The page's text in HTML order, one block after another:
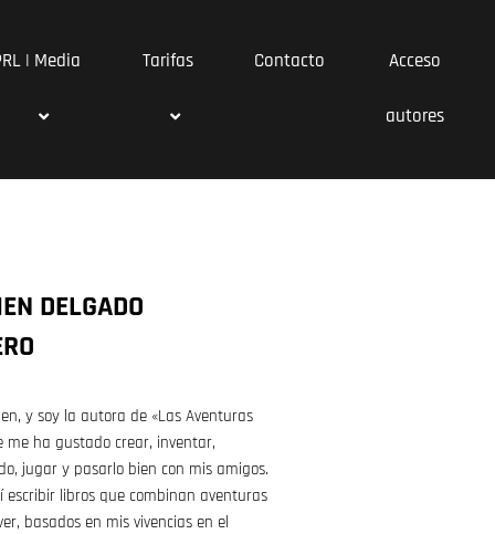
| Media Tarifas Contacto Acceso
autores
DELGADO
y soy la autora de «Las Aventuras
me ha gustado crear, inventar,
jugar y pasarlo bien con mis amigos.
escribir libros que combinan aventuras
basados en mis vivencias en el